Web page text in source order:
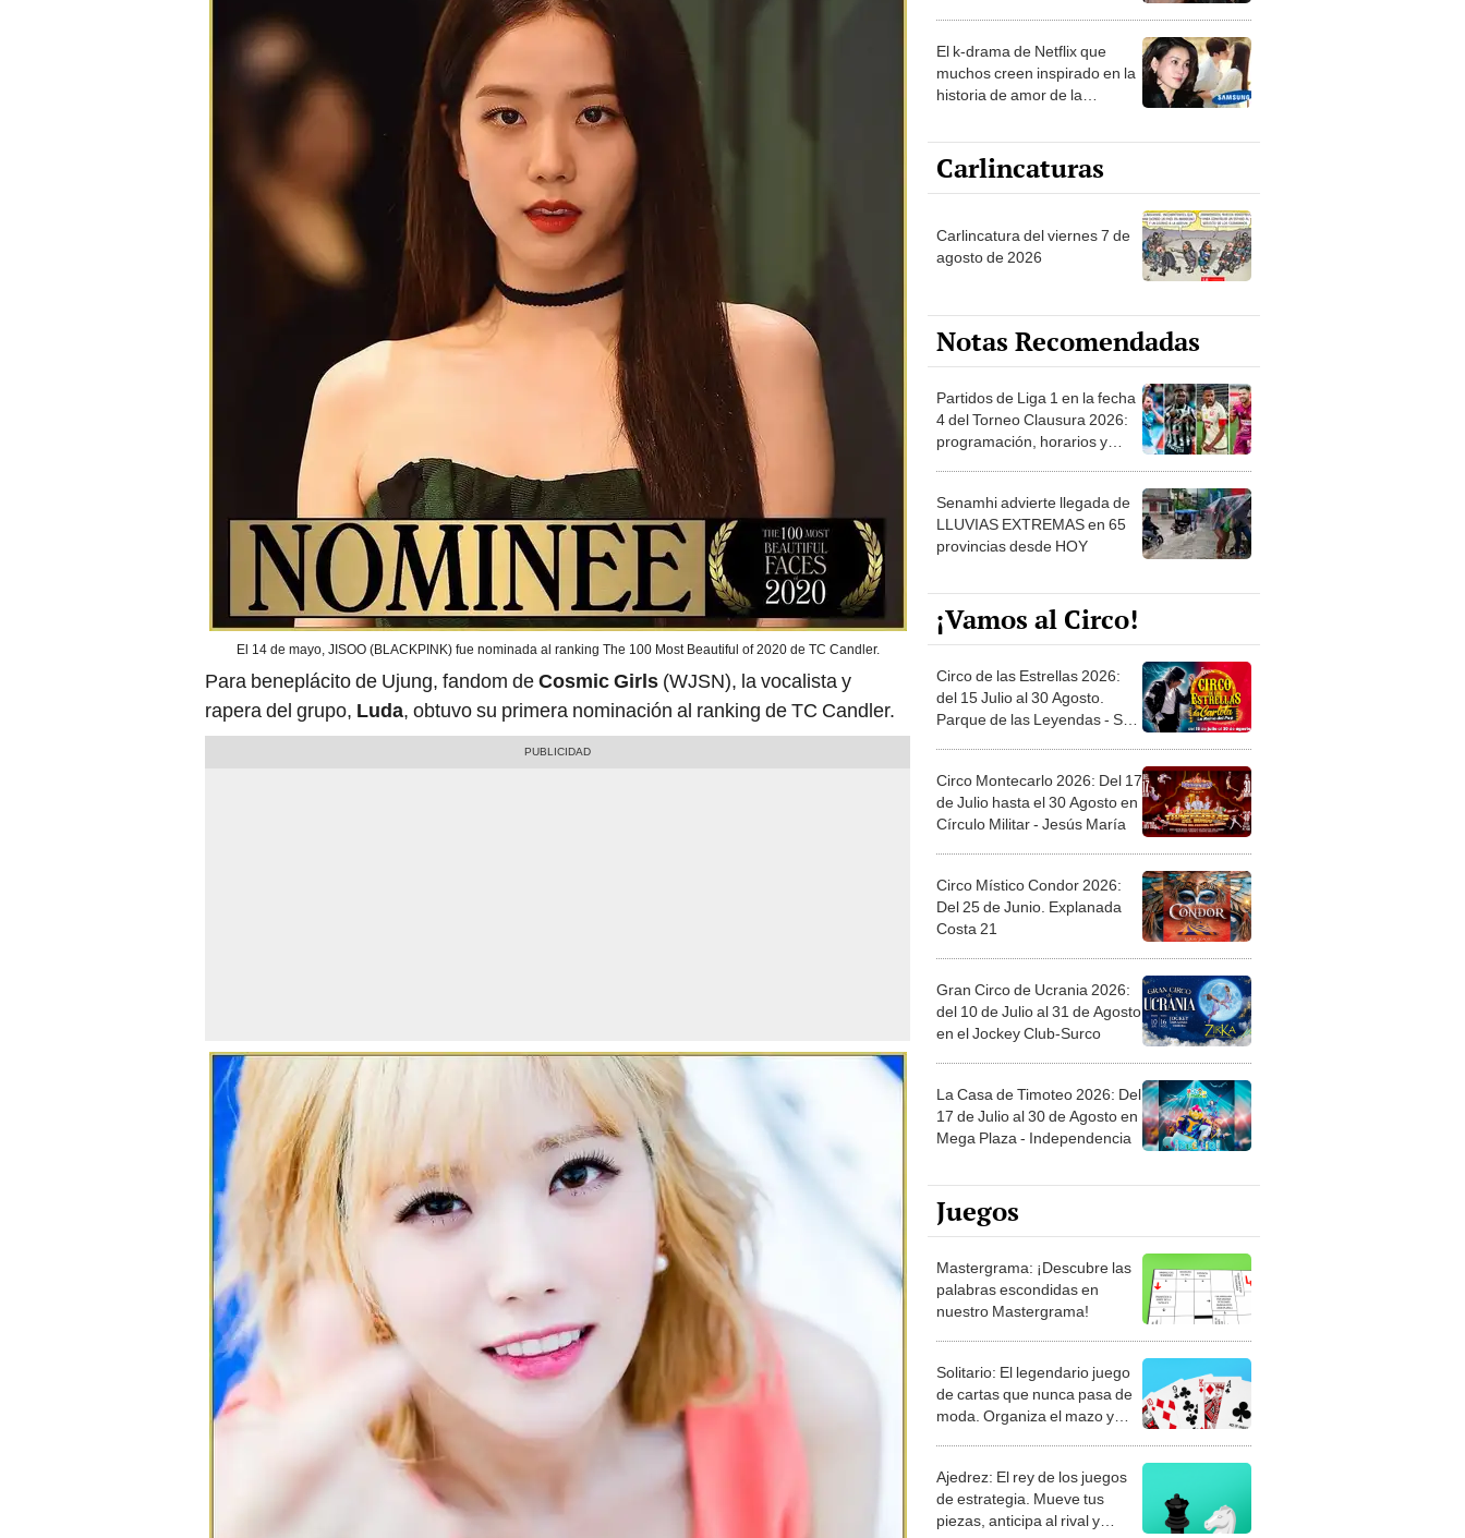
El 14 de mayo, JISOO (BLACKPINK) fue nominada al ranking The 100 Most Beautiful of 2020 de TC Candler.
Para beneplácito de Ujung, fandom deCosmic Girls (WJSN), la vocalista y
rapera del grupo, Luda, obtuvo su primera nominación al ranking de TC Candler.
El k-drama de Netflix que
muchos creen inspirado en la
historia de amor de la
Carlincaturas
Carlincatura del viernes 7 de
agosto de 2026
Notas Recomendadas
Partidos de Liga 1 en la fecha
4 del Torneo Clausura 2026:
programación, horarios y
Senamhi advierte llegada de
LLUVIAS EXTREMAS en 65
provincias desde HOY
¡Vamos al Circo!
Circo de las Estrellas 2026:
del 15 Julio al 30 Agosto.
Parque de las Leyendas - San
Circo Montecarlo 2026: Del 17
de Julio hasta el 30 Agosto en
Círculo Militar - Jesús María
Circo Místico Condor 2026:
Del 25 de Junio. Explanada
Costa 21
Gran Circo de Ucrania 2026:
del 10 de Julio al 31 de Agosto
en el Jockey Club-Surco
La Casa de Timoteo 2026: Del
17 de Julio al 30 de Agosto en
Mega Plaza - Independencia
Juegos
Mastergrama: ¡Descubre las
palabras escondidas en
nuestro Mastergrama!
Solitario: El legendario juego
de cartas que nunca pasa de
moda. Organiza el mazo y
Ajedrez: El rey de los juegos
de estrategia. Mueve tus
piezas, anticipa al rival y